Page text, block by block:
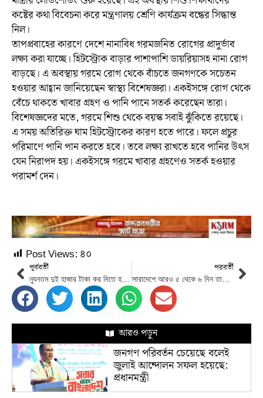
কষ্টের কথা বিবেচনা করে মন্ত্রণালয় শ্রেণি কার্যক্রম বন্ধের সিদ্ধান্ত
নিল।
তাপপ্রবাহের কারণে দেশে নানাবিধ গরমজনিত রোগের প্রাদুর্ভাব
লক্ষ্য করা যাচ্ছে। হিটস্ট্রোক বাড়ার পাশাপাশি ডায়রিয়াসহ নানা রোগ
বাড়ছে। এ অবস্থায় গরমে রোগ থেকে বাঁচতে জনগণকে সচেতন
হওয়ার আহ্বান জানিয়েছেন স্বাস্থ্য বিশেষজ্ঞরা। একইসঙ্গে রোগ থেকে
বেঁচে থাকতে খাবার গ্রহণ ও পানি পানে সতর্ক করেছেন তারা।
বিশেষজ্ঞদের মতে, গরমে শিশু থেকে বয়স্ক সবাই ঝুঁকিতে রয়েছে।
এ সময় অতিরিক্ত ঘাম হিটস্ট্রোকের কারণ হতে পারে। ফলে প্রচুর
পরিমাণে পানি পান করতে হবে। তবে লক্ষ্য রাখতে হবে পানির উৎস
যেন নিরাপদ হয়। একইসঙ্গে গরমে খাবার গ্রহণেও সতর্ক হওয়ার
পরামর্শ দেন।
Post Views: ৪০
পূর্ববর্তী
ন্যূনতম দুই হাজার টাকা কর দিতে হবে যাদের
পরবর্তী
সারাদেশে আরও ৫ থেকে ৬ দিন তাপপ্রবাহ থাকতে পারে
আরও পড়ুন
জনগণ পরিবর্তন চেয়েছে বলেই
জুলাই আন্দোলন সফল হয়েছে:
প্রধানমন্ত্রী